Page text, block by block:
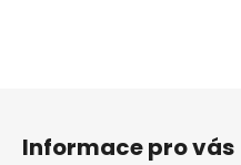
Informace pro vás